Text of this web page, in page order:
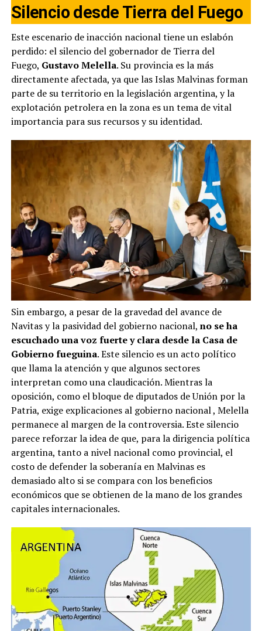
Silencio desde Tierra del Fuego
Este escenario de inacción nacional tiene un eslabón
perdido: el silencio del gobernador de Tierra del
Fuego, Gustavo Melella. Su provincia es la más
directamente afectada, ya que las Islas Malvinas forman
parte de su territorio en la legislación argentina, y la
explotación petrolera en la zona es un tema de vital
importancia para sus recursos y su identidad.
Sin embargo, a pesar de la gravedad del avance de
Navitas y la pasividad del gobierno nacional, no se ha
escuchado una voz fuerte y clara desde la Casa de
Gobierno fueguina. Este silencio es un acto político
que llama la atención y que algunos sectores
interpretan como una claudicación. Mientras la
oposición, como el bloque de diputados de Unión por la
Patria, exige explicaciones al gobierno nacional, Melella
permanece al margen de la controversia. Este silencio
parece reforzar la idea de que, para la dirigencia política
argentina, tanto a nivel nacional como provincial, el
costo de defender la soberanía en Malvinas es
demasiado alto si se compara con los beneficios
económicos que se obtienen de la mano de los grandes
capitales internacionales.